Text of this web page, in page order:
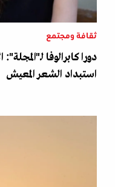
ثقافة ومجتمع
دورا كابرالوفا
استبداد الشعر المعيش